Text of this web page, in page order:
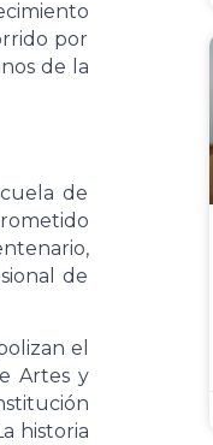
por
de la
de
de
el
Artes y
historia